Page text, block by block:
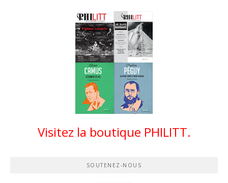
Visitez la boutique PHILITT.
SOUTENEZ-NOUS